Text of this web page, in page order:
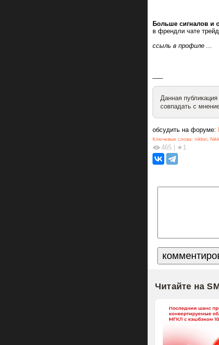
Больше сигналов и
в френдли чате
ссыль в профиле ...
Данная
совпадать с
обсудить на форуме:
Ключевые слова: nikkei
465 | ★1
Читайте на